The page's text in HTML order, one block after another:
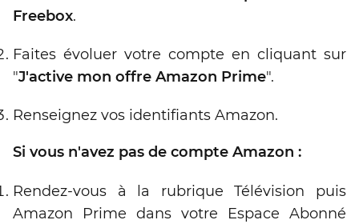
Freebox.
Faites évoluer votre compte en cliquant sur
"J'active mon offre Amazon Prime".
Renseignez vos identifiants Amazon.
Si vous n'avez pas de compte Amazon :
Rendez-vous à la rubrique Télévision puis
Amazon Prime dans votre Espace Abonné